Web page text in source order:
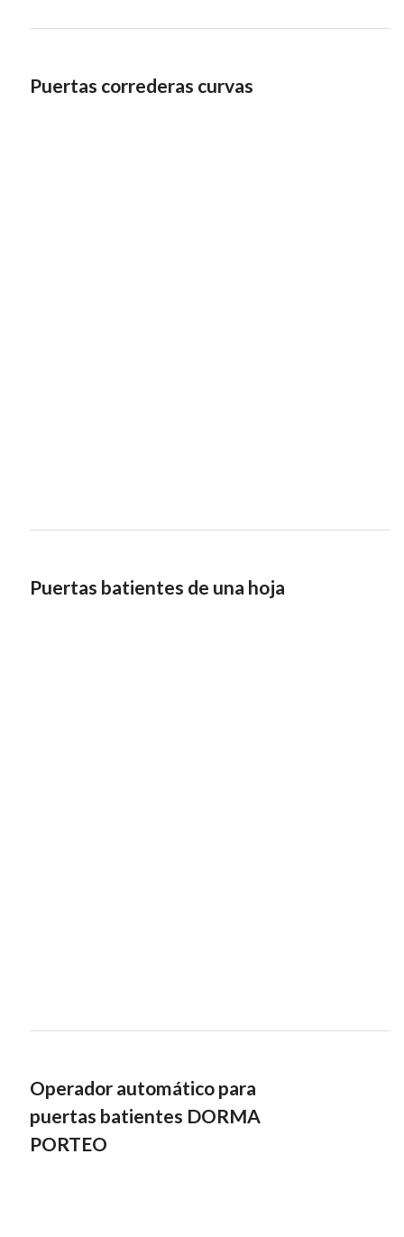
Puertas correderas curvas
Puertas batientes de una hoja
Operador automático para
puertas batientes DORMA
PORTEO